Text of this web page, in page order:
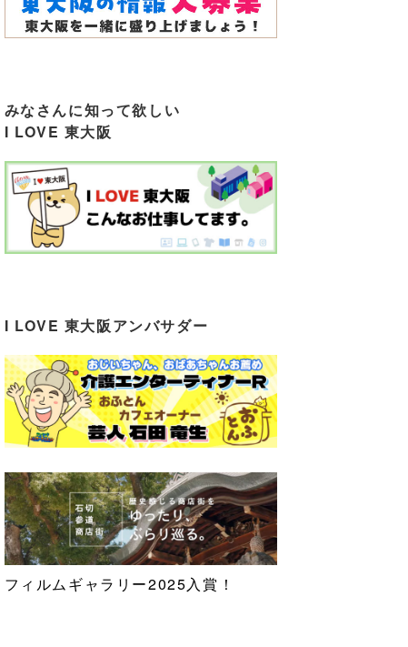
みなさんに知って欲しい
I LOVE 東大阪
I LOVE 東大阪アンバサダー
フィルムギャラリー2025入賞！